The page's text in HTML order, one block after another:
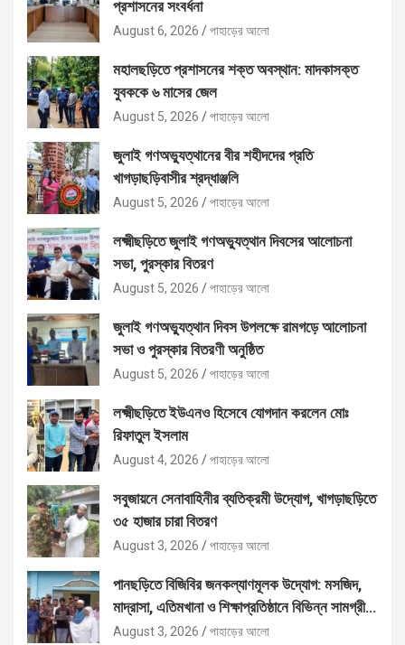
প্রশাসনের সংবর্ধনা
August 6, 2026 পাহাড়ের আলো
মহালছড়িতে প্রশাসনের শক্ত অবস্থান: মাদকাসক্ত
যুবককে ৬ মাসের জেল
August 5, 2026 পাহাড়ের আলো
জুলাই গণঅভ্যুত্থানের বীর শহীদদের প্রতি
খাগড়াছড়িবাসীর শ্রদ্ধাঞ্জলি
August 5, 2026 পাহাড়ের আলো
লক্ষ্মীছড়িতে জুলাই গণঅভ্যুত্থান দিবসের আলোচনা
সভা, পুরস্কার বিতরণ
August 5, 2026 পাহাড়ের আলো
জুলাই গণঅভ্যুত্থান দিবস উপলক্ষে রামগড়ে আলোচনা
সভা ও পুরস্কার বিতরণী অনুষ্ঠিত
August 5, 2026 পাহাড়ের আলো
লক্ষ্মীছড়িতে ইউএনও হিসেবে যোগদান করলেন মোঃ
রিফাতুল ইসলাম
August 4, 2026 পাহাড়ের আলো
সবুজায়নে সেনাবাহিনীর ব্যতিক্রমী উদ্যোগ, খাগড়াছড়িতে
৩৫ হাজার চারা বিতরণ
August 3, 2026 পাহাড়ের আলো
পানছড়িতে বিজিবির জনকল্যাণমূলক উদ্যোগ: মসজিদ,
মাদ্রাসা, এতিমখানা ও শিক্ষাপ্রতিষ্ঠানে বিভিন্ন সামগ্রী
বিতরণ
August 3, 2026 পাহাড়ের আলো